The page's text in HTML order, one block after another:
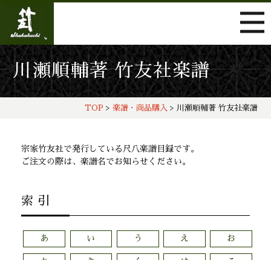
川瀬順輔著 竹友社楽譜
TOP > 楽譜・商品購入 > 川瀬順輔著 竹友社楽譜
宗家竹友社で発行している尺八楽譜目録です。
ご注文の際は、楽譜名でお知らせください。
索 引
あ い う え お